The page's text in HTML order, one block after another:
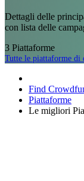
Dettagli delle
con lista delle
3 Piattaforme
Tutte le piattaforme di
Find
Piattaforme
Le migliori